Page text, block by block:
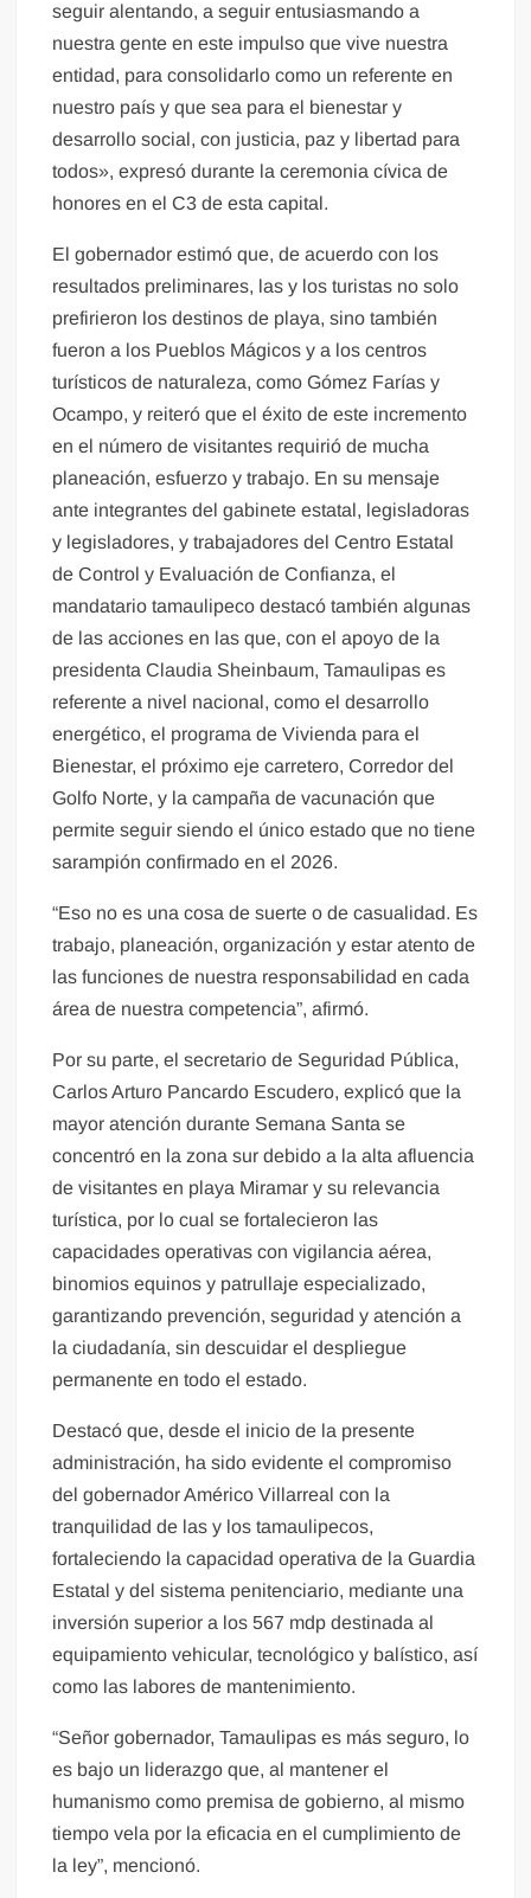
seguir alentando, a seguir entusiasmando a
nuestra gente en este impulso que vive nuestra
entidad, para consolidarlo como un referente en
nuestro país y que sea para el bienestar y
desarrollo social, con justicia, paz y libertad para
todos», expresó durante la ceremonia cívica de
honores en el C3 de esta capital.
El gobernador estimó que, de acuerdo con los
resultados preliminares, las y los turistas no solo
prefirieron los destinos de playa, sino también
fueron a los Pueblos Mágicos y a los centros
turísticos de naturaleza, como Gómez Farías y
Ocampo, y reiteró que el éxito de este incremento
en el número de visitantes requirió de mucha
planeación, esfuerzo y trabajo. En su mensaje
ante integrantes del gabinete estatal, legisladoras
y legisladores, y trabajadores del Centro Estatal
de Control y Evaluación de Confianza, el
mandatario tamaulipeco destacó también algunas
de las acciones en las que, con el apoyo de la
presidenta Claudia Sheinbaum, Tamaulipas es
referente a nivel nacional, como el desarrollo
energético, el programa de Vivienda para el
Bienestar, el próximo eje carretero, Corredor del
Golfo Norte, y la campaña de vacunación que
permite seguir siendo el único estado que no tiene
sarampión confirmado en el 2026.
“Eso no es una cosa de suerte o de casualidad. Es
trabajo, planeación, organización y estar atento de
las funciones de nuestra responsabilidad en cada
área de nuestra competencia”, afirmó.
Por su parte, el secretario de Seguridad Pública,
Carlos Arturo Pancardo Escudero, explicó que la
mayor atención durante Semana Santa se
concentró en la zona sur debido a la alta afluencia
de visitantes en playa Miramar y su relevancia
turística, por lo cual se fortalecieron las
capacidades operativas con vigilancia aérea,
binomios equinos y patrullaje especializado,
garantizando prevención, seguridad y atención a
la ciudadanía, sin descuidar el despliegue
permanente en todo el estado.
Destacó que, desde el inicio de la presente
administración, ha sido evidente el compromiso
del gobernador Américo Villarreal con la
tranquilidad de las y los tamaulipecos,
fortaleciendo la capacidad operativa de la Guardia
Estatal y del sistema penitenciario, mediante una
inversión superior a los 567 mdp destinada al
equipamiento vehicular, tecnológico y balístico, así
como las labores de mantenimiento.
“Señor gobernador, Tamaulipas es más seguro, lo
es bajo un liderazgo que, al mantener el
humanismo como premisa de gobierno, al mismo
tiempo vela por la eficacia en el cumplimiento de
la ley”, mencionó.